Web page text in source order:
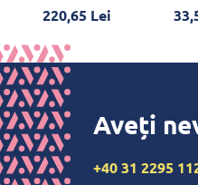
220,65 Lei
Aveți
+40 31 2295